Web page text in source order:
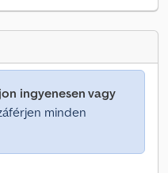
ingyenesen vagy
minden